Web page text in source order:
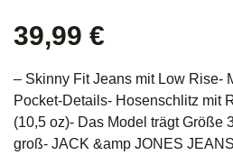
39,99 €
– Skinny Fit Jeans mit Low Rise-
Pocket-Details- Hosenschlitz mit
(10,5 oz)- Das Model trägt Größe
groß- JACK &amp JONES